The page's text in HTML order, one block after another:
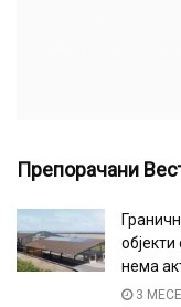
Препорачани
нема
3